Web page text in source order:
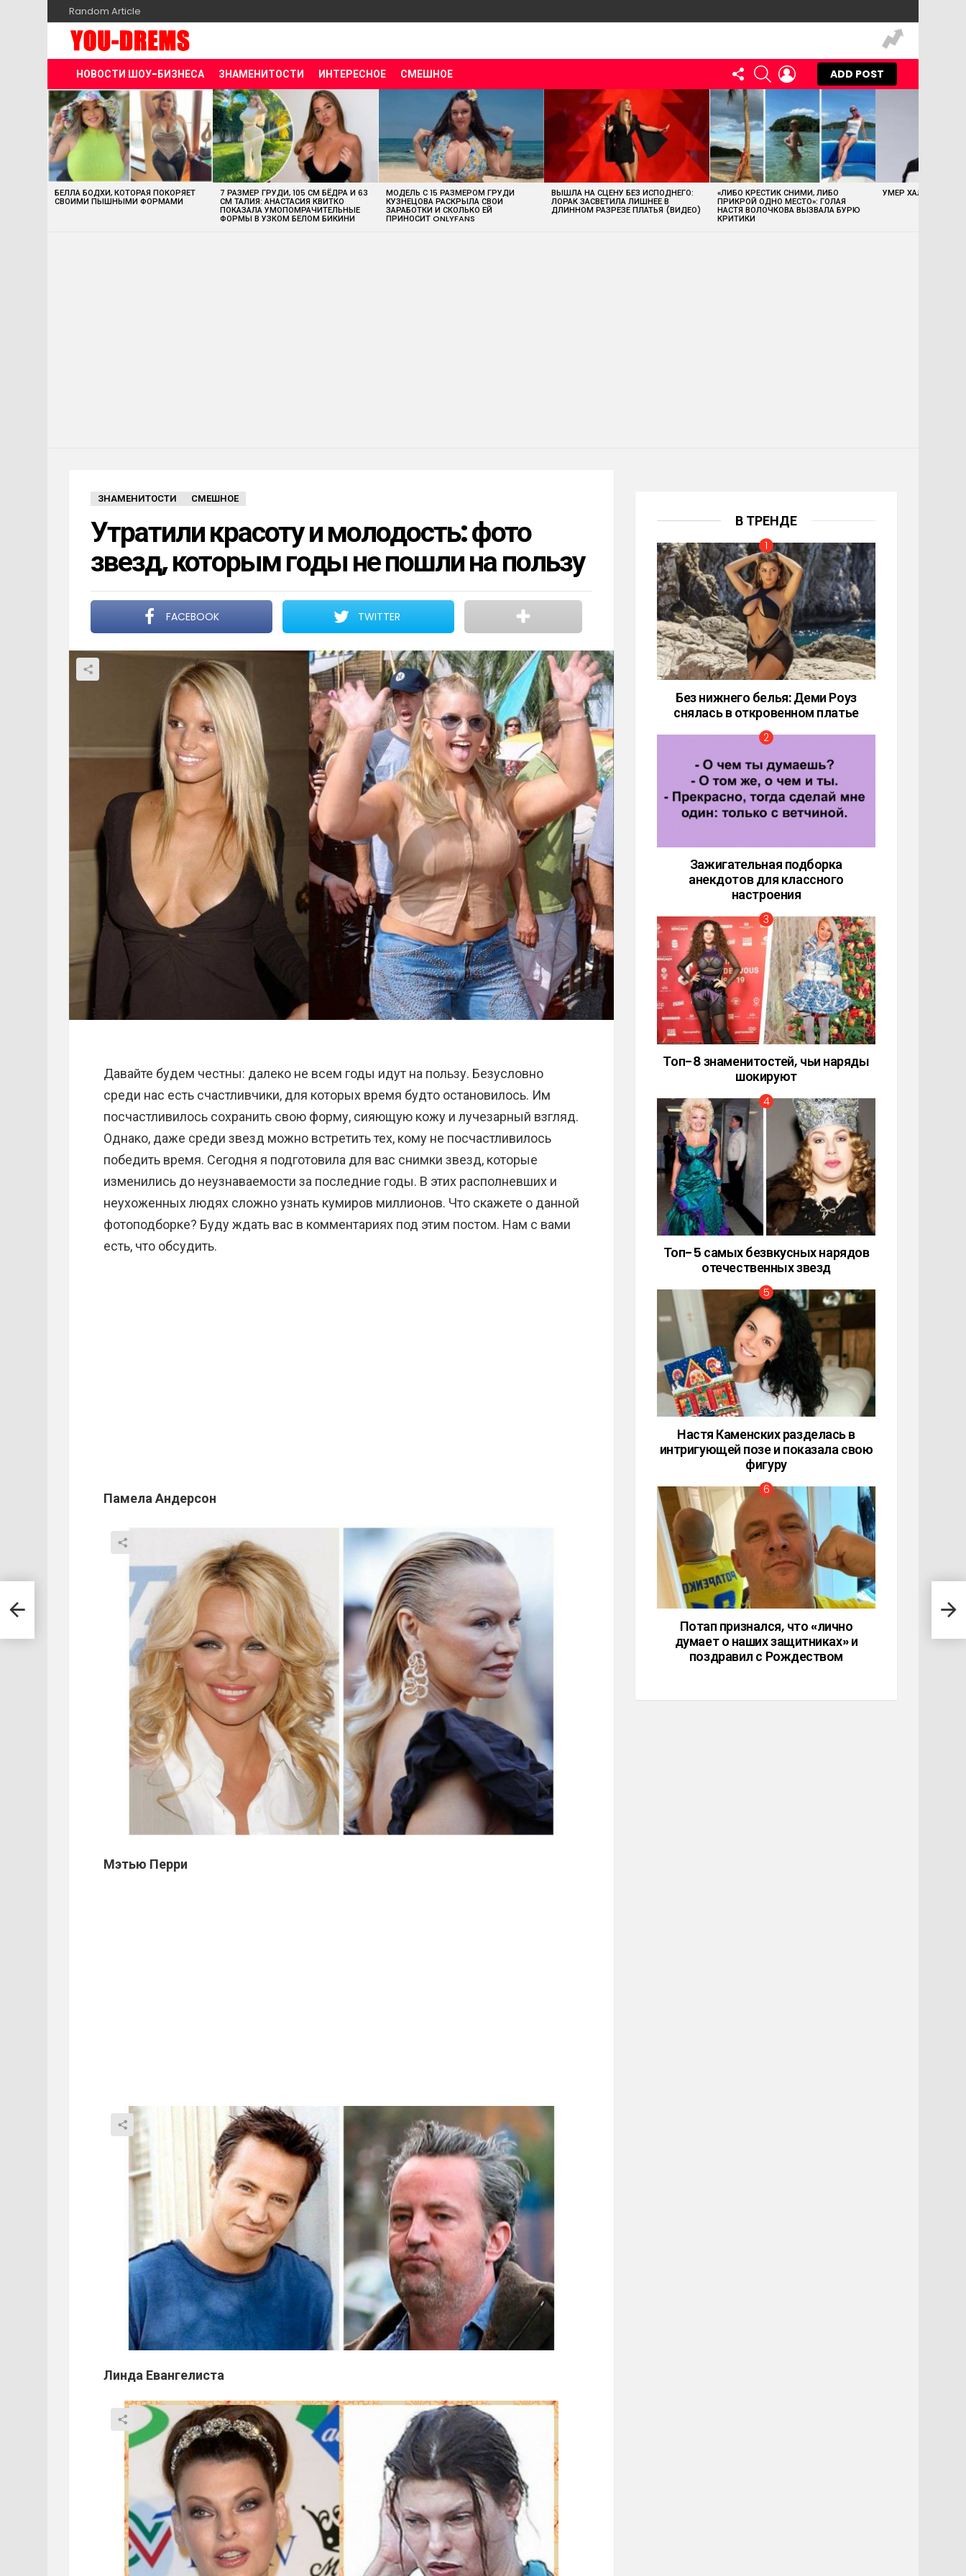
Random Article
НОВОСТИ ШОУ-БИЗНЕСА ЗНАМЕНИТОСТИ ИНТЕРЕСНОЕ СМЕШНОЕ
FOLLOW
US
SEARCHLOGIN
ADD POST
MOST
VIEWED
STORIES
БЕЛЛА БОДХИ, КОТОРАЯ ПОКОРЯЕТ
СВОИМИ ПЫШНЫМИ ФОРМАМИ
7 РАЗМЕР ГРУДИ, 105 СМ БЁДРА И 63
СМ ТАЛИЯ: АНАСТАСИЯ КВИТКО
ПОКАЗАЛА УМОПОМРАЧИТЕЛЬНЫЕ
ФОРМЫ В УЗКОМ БЕЛОМ БИКИНИ
МОДЕЛЬ С 15 РАЗМЕРОМ ГРУДИ
КУЗНЕЦОВА РАСКРЫЛА СВОИ
ЗАРАБОТКИ И СКОЛЬКО ЕЙ
ПРИНОСИТ ONLYFANS
ВЫШЛА НА СЦЕНУ БЕЗ ИСПОДНЕГО:
ЛОРАК ЗАСВЕТИЛА ЛИШНЕЕ В
ДЛИННОМ РАЗРЕЗЕ ПЛАТЬЯ (ВИДЕО)
«ЛИБО КРЕСТИК СНИМИ, ЛИБО
ПРИКРОЙ ОДНО МЕСТО»: ГОЛАЯ
НАСТЯ ВОЛОЧКОВА ВЫЗВАЛА БУРЮ
КРИТИКИ
УМЕР ХАЛК ХОГАН
ЗНАМЕНИТОСТИ СМЕШНОЕ
Утратили красоту и молодость: фото
звезд, которым годы не пошли на пользу
FACEBOOK TWITTER
Давайте будем честны: далеко не всем годы идут на пользу. Безусловно
среди нас есть счастливчики, для которых время будто остановилось. Им
посчастливилось сохранить свою форму, сияющую кожу и лучезарный взгляд.
Однако, даже среди звезд можно встретить тех, кому не посчастливилось
победить время. Сегодня я подготовила для вас снимки звезд, которые
изменились до неузнаваемости за последние годы. В этих располневших и
неухоженных людях сложно узнать кумиров миллионов. Что скажете о данной
фотоподборке? Буду ждать вас в комментариях под этим постом. Нам с вами
есть, что обсудить.
Памела Андерсон
Мэтью Перри
Линда Евангелиста
для
В ТРЕНДЕ
Без нижнего белья: Деми Роуз
снялась в откровенном платье
Зажигательная подборка
анекдотов для классного
настроения
Топ-8 знаменитостей, чьи наряды
шокируют
Топ-5 самых безвкусных нарядов
отечественных звезд
Настя Каменских разделась в
интригующей позе и показала свою
фигуру
Потап признался, что «лично
думает о наших защитниках» и
поздравил с Рождеством